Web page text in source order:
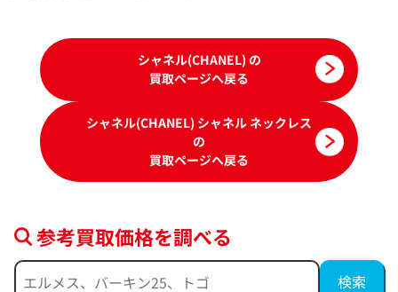
シャネル ネックレス
シャネル ネックレ
シャネル(CHANEL) の
買取ページへ戻る
シャネル(CHANEL) シャネル ネックレス
の
買取ページへ戻る
参考買取価格を調べる